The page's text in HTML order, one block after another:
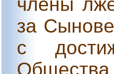
члены
за
с